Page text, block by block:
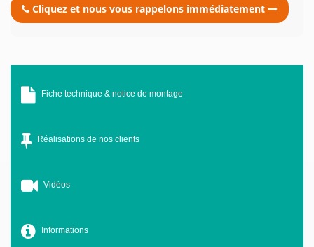
Cliquez et nous vous rappelons immédiatement
Fiche technique & notice de montage
Réalisations de nos clients
Vidéos
Informations